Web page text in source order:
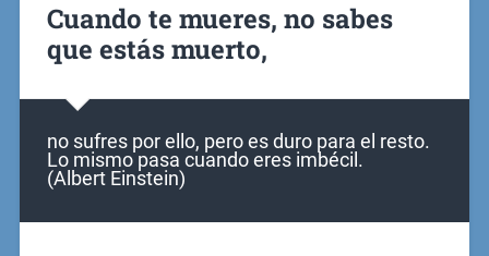
Cuando te mueres, no sabes
que estás muerto,
no sufres por ello, pero es duro para el resto.
Lo mismo pasa cuando eres imbécil.
(Albert Einstein)